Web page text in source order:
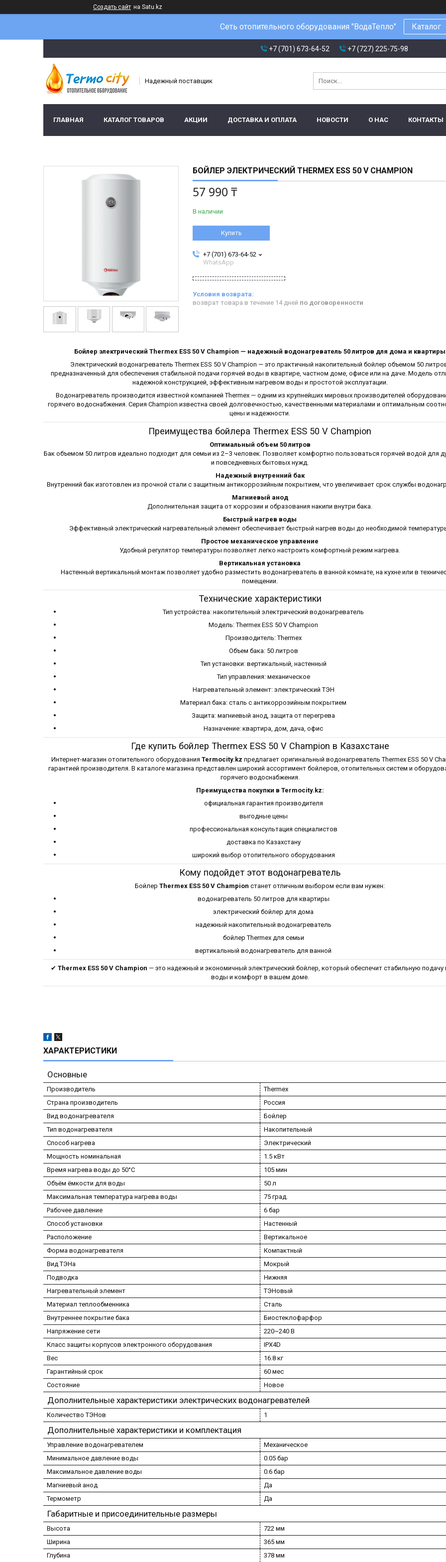
Создать сайт на Satu.kz
Сеть отопительного оборудования "ВодаТепло" Каталог
+7 (701) 673-64-52 +7 (727) 225-75-98
Надежный поставщик
ГЛАВНАЯ КАТАЛОГ ТОВАРОВ АКЦИИ ДОСТАВКА И ОПЛАТА НОВОСТИ О НАС КОНТАКТЫ
БОЙЛЕР ЭЛЕКТРИЧЕСКИЙ THERMEX ESS 50 V CHAMPION
57 990 ₸
В наличии
Купить
+7 (701) 673-64-52
WhatsApp
возврат товара в течение 14 дней по договоренности
Бойлер электрический Thermex ESS 50 V Champion — надежный водонагреватель 50 литров для дома и квартиры
Электрический водонагреватель Thermex ESS 50 V Champion — это практичный накопительный бойлер объемом 50
предназначенный для обеспечения стабильной подачи горячей воды в квартире, частном доме, офисе или на даче. Модель
надежной конструкцией, эффективным нагревом воды и простотой эксплуатации.
Водонагреватель производится известной компанией Thermex — одним из крупнейших мировых производителей
горячего водоснабжения. Серия Champion известна своей долговечностью, качественными материалами и оптимальным
цены и надежности.
Преимущества бойлера Thermex ESS 50 V Champion
Оптимальный объем 50 литров
Бак объемом 50 литров идеально подходит для семьи из 2–3 человек. Позволяет комфортно пользоваться горячей водой для
и повседневных бытовых нужд.
Надежный внутренний бак
Внутренний бак изготовлен из прочной стали с защитным антикоррозийным покрытием, что увеличивает срок службы
Магниевый анод
Дополнительная защита от коррозии и образования накипи внутри бака.
Быстрый нагрев воды
Эффективный электрический нагревательный элемент обеспечивает быстрый нагрев воды до необходимой
Простое механическое управление
Удобный регулятор температуры позволяет легко настроить комфортный режим нагрева.
Вертикальная установка
Настенный вертикальный монтаж позволяет удобно разместить водонагреватель в ванной комнате, на кухне или в
помещении.
Технические характеристики
Тип устройства: накопительный электрический водонагреватель
Модель: Thermex ESS 50 V Champion
Производитель: Thermex
Объем бака: 50 литров
Тип установки: вертикальный, настенный
Тип управления: механическое
Нагревательный элемент: электрический ТЭН
Материал бака: сталь с антикоррозийным покрытием
Защита: магниевый анод, защита от перегрева
Назначение: квартира, дом, дача, офис
Где купить бойлер Thermex ESS 50 V Champion в Казахстане
Интернет-магазин отопительного оборудования Termocity.kz предлагает оригинальный водонагреватель Thermex ESS 50 V
гарантией производителя. В каталоге магазина представлен широкий ассортимент бойлеров, отопительных систем и
горячего водоснабжения.
Преимущества покупки в Termocity.kz:
официальная гарантия производителя
выгодные цены
профессиональная консультация специалистов
доставка по Казахстану
широкий выбор отопительного оборудования
Кому подойдет этот водонагреватель
Бойлер Thermex ESS 50 V Champion станет отличным выбором если вам нужен:
водонагреватель 50 литров для квартиры
электрический бойлер для дома
надежный накопительный водонагреватель
бойлер Thermex для семьи
вертикальный водонагреватель для ванной
✔ Thermex ESS 50 V Champion — это надежный и экономичный электрический бойлер, который обеспечит стабильную подачу
воды и комфорт в вашем доме.
ХАРАКТЕРИСТИКИ
Основные
Производитель
Thermex
Страна производитель
Россия
Вид водонагревателя
Бойлер
Тип водонагревателя
Накопительный
Способ нагрева
Электрический
Мощность номинальная
1.5 кВт
Время нагрева воды до 50°С
105 мин
Объём ёмкости для воды
50 л
Максимальная температура нагрева воды
75 град.
Рабочее давление
6 бар
Способ установки
Настенный
Расположение
Вертикальное
Форма водонагревателя
Компактный
Вид ТЭНа
Мокрый
Подводка
Нижняя
Нагревательный элемент
ТЭНовый
Материал теплообменника
Сталь
Внутреннее покрытие бака
Биостеклофарфор
Напряжение сети
220~240 В
Класс защиты корпусов электронного оборудования
IPX4D
Вес
16.8 кг
Гарантийный срок
60 мес
Состояние
Новое
Дополнительные характеристики электрических водонагревателей
Количество ТЭНов 1
Дополнительные характеристики и комплектация
Управление водонагревателем
Механическое
Минимальное давление воды
0.05 бар
Максимальное давление воды
0.6 бар
Магниевый анод
Да
Термометр
Да
Габаритные и присоединительные размеры
Высота
722 мм
Ширина
365 мм
Глубина
378 мм